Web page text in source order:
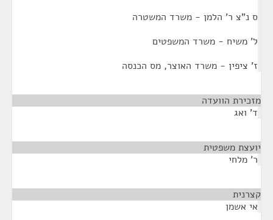
ס נ"צ ר' הלמן - משרד המשטרה
ל' משיח - משרד המשפטים
ז' ציפין - משרד האוצר, מס הכנסה
מזכירת הוועדה
ד' ואג
יועצת משפטית
ר' מלחי
קצרנית
אי אשמן